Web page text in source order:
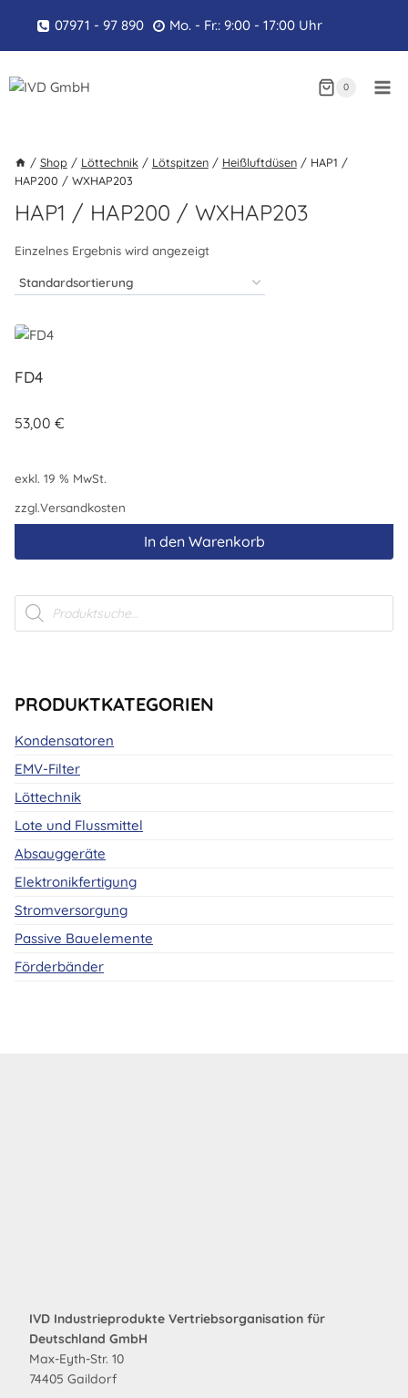
springen
07971 - 97 890 Mo. - Fr.: 9:00 - 17:00 Uhr
0
/ Shop / Löttechnik / Lötspitzen / Heißluftdüsen / HAP1 /
HAP200 / WXHAP203
HAP1 / HAP200 / WXHAP203
Einzelnes Ergebnis wird angezeigt
FD4
53,00 €
exkl. 19 % MwSt.
zzgl.Versandkosten
In den Warenkorb
Products
search
PRODUKTKATEGORIEN
Kondensatoren
EMV-Filter
Löttechnik
Lote und Flussmittel
Absauggeräte
Elektronikfertigung
Stromversorgung
Passive Bauelemente
Förderbänder
IVD Industrieprodukte Vertriebsorganisation für
Deutschland GmbH
Max-Eyth-Str. 10
74405 Gaildorf